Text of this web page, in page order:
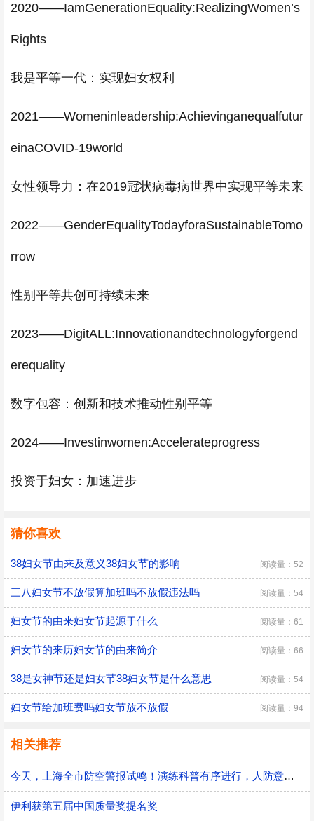
2020——IamGenerationEquality:RealizingWomen’s
Rights
我是平等一代：实现妇女权利
2021——Womeninleadership:Achievinganequalfutur
einaCOVID-19world
女性领导力：在2019冠状病毒病世界中实现平等未来
2022——GenderEqualityTodayforaSustainableTomo
rrow
性别平等共创可持续未来
2023——DigitALL:Innovationandtechnologyforgend
erequality
数字包容：创新和技术推动性别平等
2024——Investinwomen:Accelerateprogress
投资于妇女：加速进步
猜你喜欢
38妇女节由来及意义38妇女节的影响 阅读量：52
三八妇女节不放假算加班吗不放假违法吗 阅读量：54
妇女节的由来妇女节起源于什么 阅读量：61
妇女节的来历妇女节的由来简介 阅读量：66
38是女神节还是妇女节38妇女节是什么意思 阅读量：54
妇女节给加班费吗妇女节放不放假 阅读量：94
相关推荐
今天，上海全市防空警报试鸣！演练科普有序进行，人防意识“声入人心”
伊利获第五届中国质量奖提名奖